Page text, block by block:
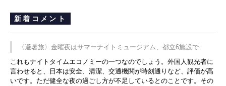
新着コメント
〈避暑旅〉金曜夜はサマーナイトミュージアム、都立6施設で
これもナイトタイムエコノミーの一つなのでしょう。外国人観光者に
言わせると、日本は安全、清潔、交通機関が時刻通りなど、評価が高
いです。ただ健全な夜の過ごし方が不足しているとのことです。その